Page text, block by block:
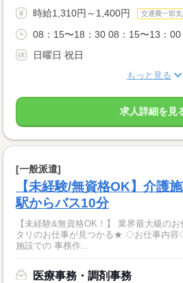
時給1,310円～1,400円 交通費一部
08：15〜18：30 08：15〜13：00
日曜日 祝日
もっと見る
求人詳細を見
[一般派遣]
【未経験/無資格OK】介護
駅からバス10分
【未経験&無資格OK！】 業界最大級の
タリのお仕事が見つかる★ ◇お仕事内容◇ 病院やクリニック、介護
施設での 事務作...
医療事務・調剤事務